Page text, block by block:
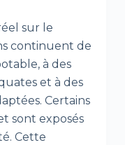
sur le
continuent de
à des
et à des
Certains
sont exposés
Cette